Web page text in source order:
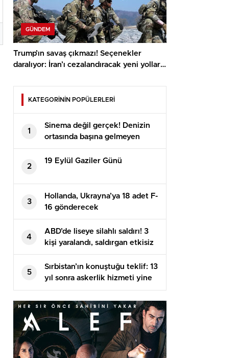
GÜNDEM
Trump’ın savaş çıkmazı! Seçenekler
daralıyor: İran’ı cezalandıracak yeni yollar
KATEGORİNİN POPÜLERLERİ
1
Sinema değil gerçek! Denizin
ortasında başına gelmeyen
kalmadı: Teknesinden düştü,
akıntıya kapıldı, köpekbalıkları
2
19 Eylül Gaziler Günü
3
Hollanda, Ukrayna’ya 18 adet F-
16 gönderecek
4
ABD’de liseye silahlı saldırı! 3
kişi yaralandı, saldırgan etkisiz
hale getirildi
5
Sırbistan’ın konuştuğu teklif: 13
yıl sonra askerlik hizmeti yine
zarurî olabilir